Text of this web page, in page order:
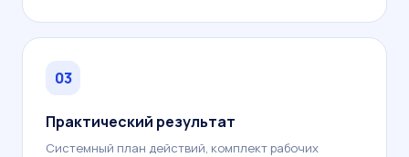
03
Практический результат
Системный план действий, комплект рабочих